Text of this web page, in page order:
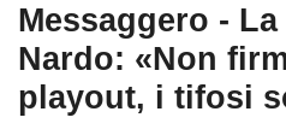
Messaggero -
Nardo: «Non
playout, i tifosi